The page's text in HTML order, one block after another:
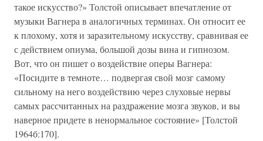
такое искусство?» Толстой описывает впечатление от
музыки Вагнера в аналогичных терминах. Он относит ее
к плохому, хотя и заразительному искусству, сравнивая ее
с действием опиума, большой дозы вина и гипнозом.
Вот, что он пишет о воздействие оперы Вагнера:
«Посидите в темноте… подвергая свой мозг самому
сильному на него воздействию через слуховые нервы
самых рассчитанных на раздражение мозга звуков, и вы
наверное придете в ненормальное состояние» [Толстой
1964б:170].